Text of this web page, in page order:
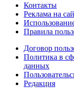
Контакты
Реклама на
Правила
Договор
Политика в
данных
Редакция